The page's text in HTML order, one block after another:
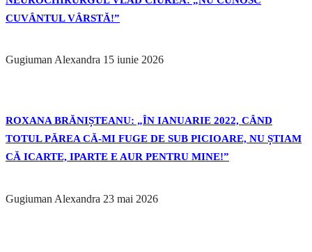
CUVÂNTUL VÂRSTĂ!”
Gugiuman Alexandra 15 iunie 2026
ROXANA BRĂNIȘTEANU: „ÎN IANUARIE 2022, CÂND
TOTUL PĂREA CĂ-MI FUGE DE SUB PICIOARE, NU ȘTIAM
CĂ ICARTE, IPARTE E AUR PENTRU MINE!”
Gugiuman Alexandra 23 mai 2026